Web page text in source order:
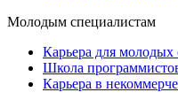
Молодым специалистам
Карьера для молодых
Школа
Карьера в